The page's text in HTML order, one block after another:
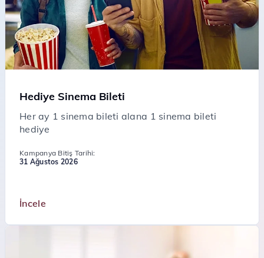
Hediye Sinema Bileti
Her ay 1 sinema bileti alana 1 sinema bileti
hediye
Kampanya Bitiş Tarihi:
31 Ağustos 2026
İncele